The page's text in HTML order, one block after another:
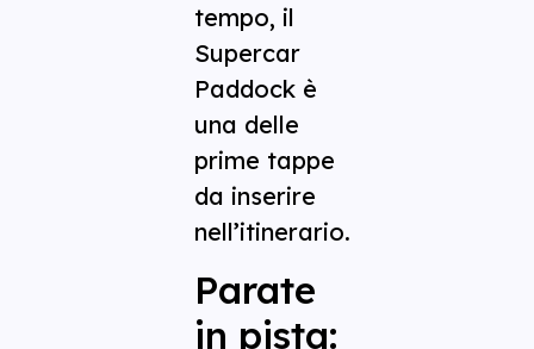
tempo, il
Supercar
Paddock è
una delle
prime tappe
da inserire
nell’itinerario.
Parate
in pista: